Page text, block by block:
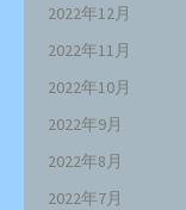
2022年12月
2022年11月
2022年10月
2022年9月
2022年8月
2022年7月